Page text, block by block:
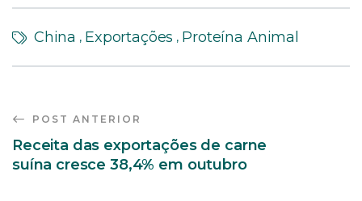
China , Exportações , Proteína Animal
POST ANTERIOR
Receita das exportações de carne
suína cresce 38,4% em outubro